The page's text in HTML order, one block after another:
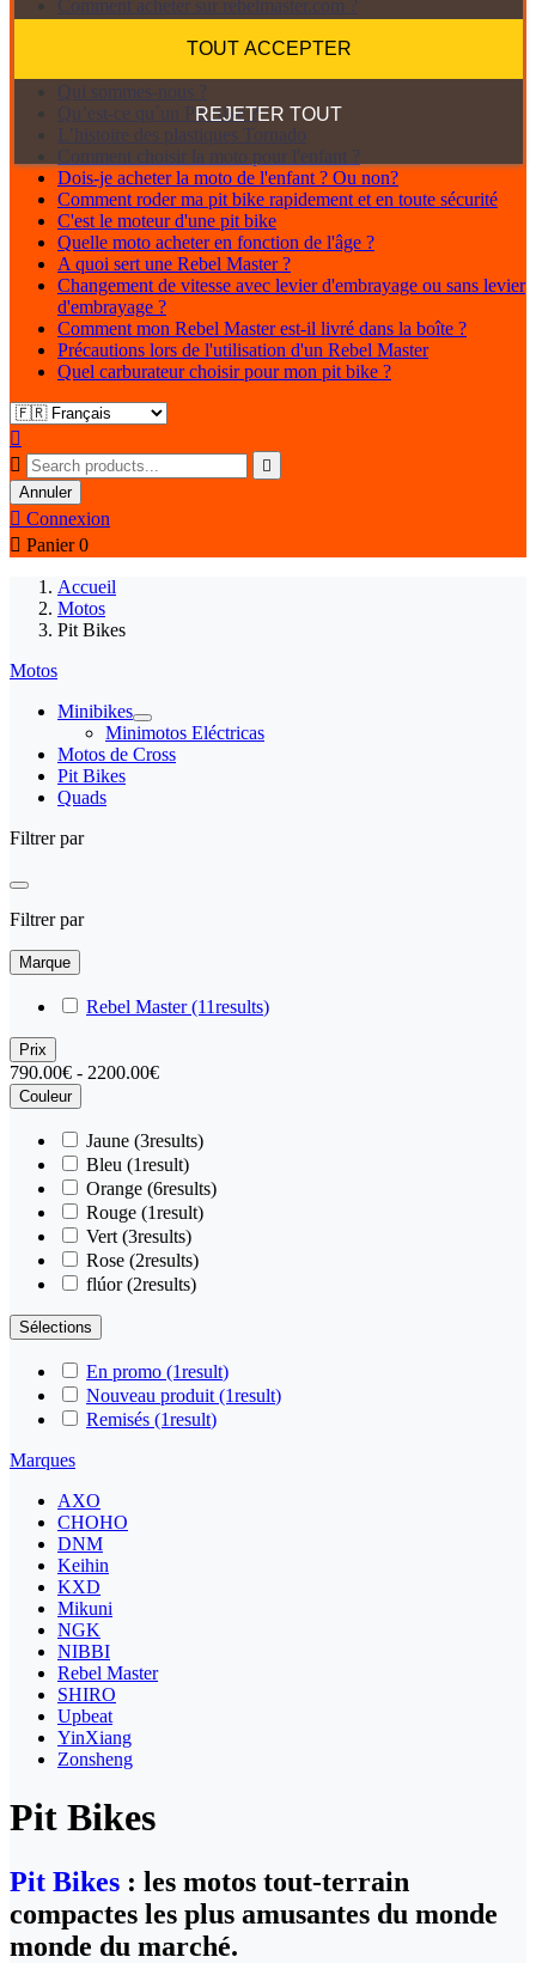
Comment acheter sur rebelmaster.com ?
Achetez votre Rebel Master financé
Qui sommes-nous ?
Qu’est-ce qu´un Pit Bike ?
L’histoire des plastiques Tornado
Comment choisir la moto pour l'enfant ?
Dois-je acheter la moto de l'enfant ? Ou non?
Comment roder ma pit bike rapidement et en toute sécurité
C'est le moteur d'une pit bike
Quelle moto acheter en fonction de l'âge ?
A quoi sert une Rebel Master ?
Changement de vitesse avec levier d'embrayage ou sans levier
d'embrayage ?
Comment mon Rebel Master est-il livré dans la boîte ?
Précautions lors de l'utilisation d'un Rebel Master
Quel carburateur choisir pour mon pit bike ?



Annuler
 Connexion
 Panier 0
Accueil
Motos
Pit Bikes
Motos
Minibikes
Minimotos Eléctricas
Motos de Cross
Pit Bikes
Quads
Filtrer par
Filtrer par
Marque
Rebel Master(11results)
Prix
790.00€ - 2200.00€
Couleur
Jaune (3results)
Bleu (1result)
Orange (6results)
Rouge (1result)
Vert (3results)
Rose (2results)
flúor(2results)
Sélections
En promo (1result)
Nouveau produit (1result)
Remisés (1result)
Marques
AXO
CHOHO
DNM
Keihin
KXD
Mikuni
NGK
NIBBI
Rebel Master
SHIRO
Upbeat
YinXiang
Zonsheng
Pit Bikes
Pit Bikes : les motos tout-terrain
compactes les plus amusantes du monde
monde du marché.
REJETER TOUT
TOUT ACCEPTER